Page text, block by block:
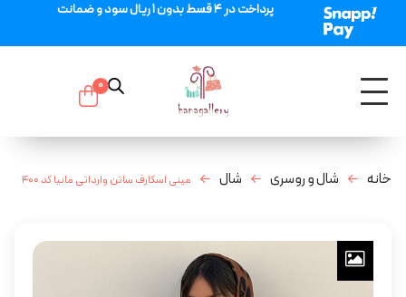
پرداخت در 4 قسط بدون 1 ریال سود و ضمانت
0
خانه شال و روسری شال مینی اسکارف ساتن وارداتی مانیا کد ۴۰۰